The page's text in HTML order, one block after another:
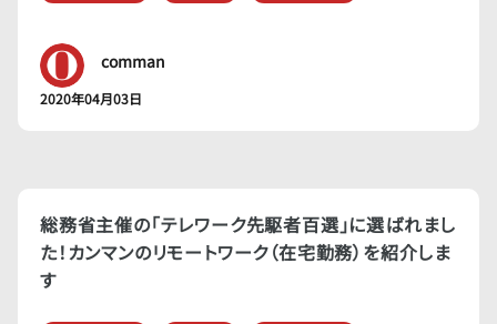
comman
2020年04月03日
総務省主催の「テレワーク先駆者百選」に選ばれまし
た！カンマンのリモートワーク（在宅勤務）を紹介しま
す